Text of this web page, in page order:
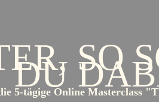
SO
DU
5-tägige Online Masterclass